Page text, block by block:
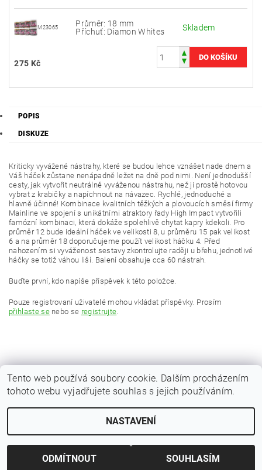
M23065
Průměr: 18 mm
Příchuť: Diamon Whites
Skladem
275 Kč
POPIS
DISKUZE
Kriticky vyvážené nástrahy, které se budou lehce vznášet nade dnem a
Váš háček zůstane nenápadně ležet na dně pod nimi. Není jednodušší
cesty, jak vytvořit neutrálně vyváženou nástrahu, než ji prostě hotovou
vybrat z krabičky a napíchnout na návazec. Rychlé, jednoduché a
hlavně účinné! Kombinace kvalitních těžkých a plovoucích směsí firmy
Mainline ve spojení s unikátními atraktory řady High Impact vytvořili
famózní kombinaci, která dokáže spolehlivě chytat kapry kdekoli. Pro
průměr 12 bude ideální háček ve velikosti 8, u průměru 15 pak velikost
6 a na průměr 18 doporučujeme použít velikost háčku 4. Před
nahozením si vyváženost sestavy zkontrolujte raději u břehu, jednotlivé
háčky se totiž váhou liší. Balení obsahuje cca 60 nástrah.
Buďte první, kdo napíše příspěvek k této položce.
Pouze registrovaní uživatelé mohou vkládat příspěvky. Prosím
přihlaste senebo se registrujte.
Zboží.cz Heureka.cz
2026 © Kaprařina.cz, všechna práva vyhrazenaUpravit nastavení cookies
Tento web používá soubory cookie. Dalším procházením
tohoto webu vyjadřujete souhlas s jejich používáním.
NASTAVENÍ
ODMÍTNOUT SOUHLASÍM